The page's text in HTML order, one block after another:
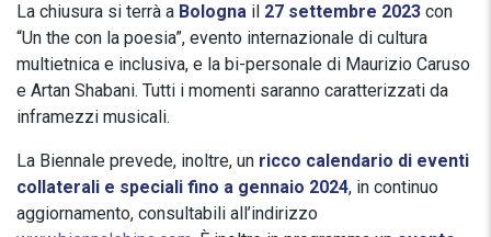
La chiusura si terrà a Bologna il 27 settembre 2023 con
“Un the con la poesia”, evento internazionale di cultura
multietnica e inclusiva, e la bi-personale di Maurizio Caruso
e Artan Shabani. Tutti i momenti saranno caratterizzati da
inframezzi musicali.
La Biennale prevede, inoltre, un ricco calendario di eventi
collaterali e speciali fino a gennaio 2024, in continuo
aggiornamento, consultabili all’indirizzo